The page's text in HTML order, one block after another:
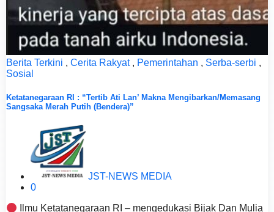
Berita Terkini , Cerita Rakyat, Pemerintahan , Serba-serbi ,
Sosial
Ketatanegaraan RI : “Tertib Ati Lan’ Makna Mengibarkan/Memasang
Sangsaka Merah Putih (Bendera)”
JST-NEWS MEDIA
0
Ilmu Ketatanegaraan RI – mengedukasi Bijak Dan Mulia